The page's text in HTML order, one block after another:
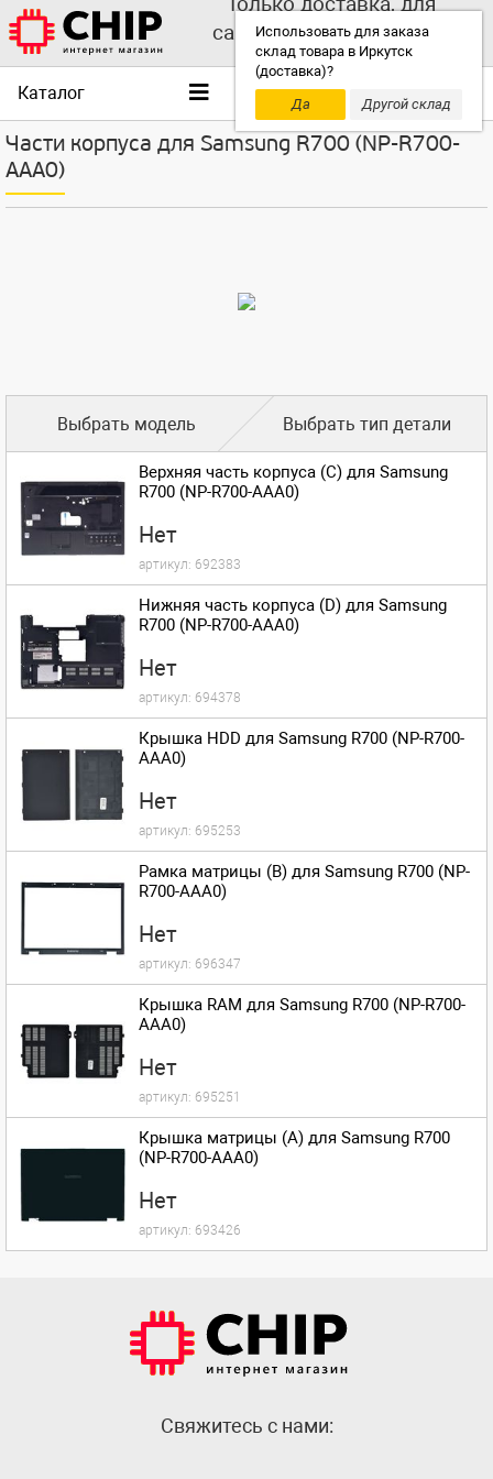
Использовать для заказа
склад товара в Иркутск
(доставка)?
Да
Другой склад
самовывоза выбирайте
другой склад!
Каталог
Части корпуса для Samsung R700 (NP-R700-
AAA0)
Выбрать модель Выбрать тип детали
Верхняя часть корпуса (C) для Samsung
R700 (NP-R700-AAA0)
Нет
артикул: 692383
Нижняя часть корпуса (D) для Samsung
R700 (NP-R700-AAA0)
Нет
артикул: 694378
Крышка HDD для Samsung R700 (NP-R700-
AAA0)
Нет
артикул: 695253
Рамка матрицы (B) для Samsung R700 (NP-
R700-AAA0)
Нет
артикул: 696347
Крышка RAM для Samsung R700 (NP-R700-
AAA0)
Нет
артикул: 695251
Крышка матрицы (A) для Samsung R700
(NP-R700-AAA0)
Нет
артикул: 693426
Cвяжитесь с нами: